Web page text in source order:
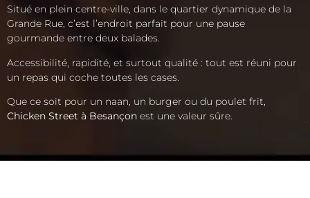
Situé en plein centre-ville, dans le quartier dynamique de la
Grande Rue, c’est l’endroit parfait pour une pause
gourmande entre deux balades.
Accessibilité, rapidité, et surtout qualité : tout est réuni pour
un repas qui coche toutes les cases.
Que ce soit pour un naan, un burger ou du poulet frit,
Chicken Street à Besançon est une valeur sûre.